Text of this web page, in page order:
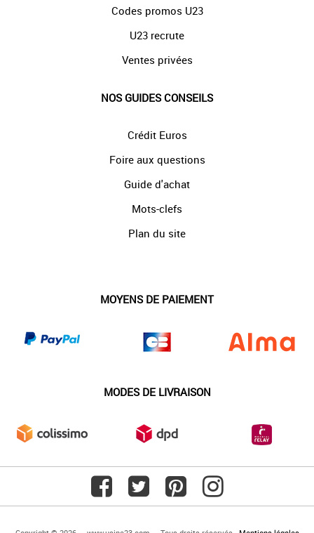
Codes promos U23
U23 recrute
Ventes privées
NOS GUIDES CONSEILS
Crédit Euros
Foire aux questions
Guide d'achat
Mots-clefs
Plan du site
MOYENS DE PAIEMENT
MODES DE LIVRAISON